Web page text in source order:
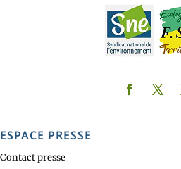
ESPACE PRESSE
Contact presse